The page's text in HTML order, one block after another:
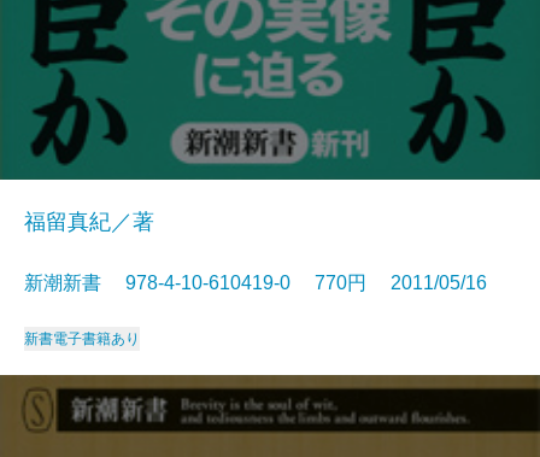
福留真紀／著
新潮新書 978-4-10-610419-0 770円 2011/05/16
新書電子書籍あり